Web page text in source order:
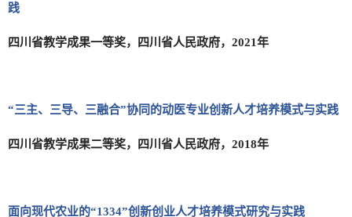
践
四川省教学成果一等奖，四川省人民政府，2021年
“三主、三导、三融合”协同的动医专业创新人才培养模式与实践
四川省教学成果二等奖，四川省人民政府，2018年
面向现代农业的“1334”创新创业人才培养模式研究与实践